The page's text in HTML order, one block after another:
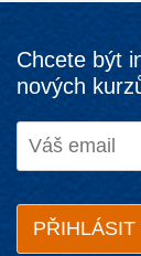
Chcete být
nových